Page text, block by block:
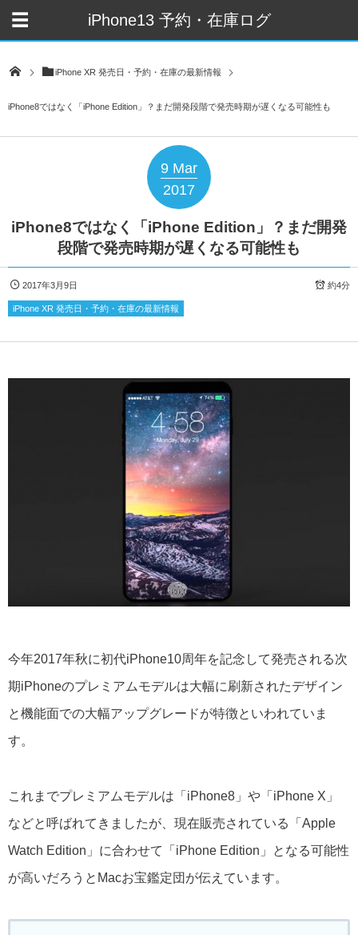
iPhone13 予約・在庫ログ
iPhone XR 発売日・予約・在庫の最新情報
iPhone8ではなく「iPhone Edition」？まだ開発段階で発売時期が遅くなる可能性も
9 Mar
2017
iPhone8ではなく「iPhone Edition」？まだ開発
段階で発売時期が遅くなる可能性も
2017年3月9日 約4分
iPhone XR 発売日・予約・在庫の最新情報
今年2017年秋に初代iPhone10周年を記念して発売される次
期iPhoneのプレミアムモデルは大幅に刷新されたデザイン
と機能面での大幅アップグレードが特徴といわれていま
す。
これまでプレミアムモデルは「iPhone8」や「iPhone X」
などと呼ばれてきましたが、現在販売されている「Apple
Watch Edition」に合わせて「iPhone Edition」となる可能性
が高いだろうとMacお宝鑑定団が伝えています。